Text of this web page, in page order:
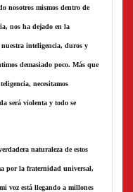
nosotros mismos dentro de
nos ha dejado en la
inteligencia, duros y
demasiado poco. Más que
necesitamos
será violenta y todo se
naturaleza de estos
por la fraternidad universal,
voz está llegando a millones